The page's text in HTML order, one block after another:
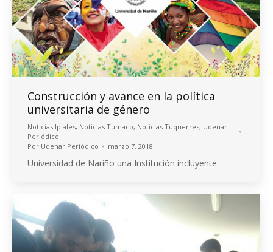
Construcción y avance en la política
universitaria de género
Noticias Ipiales, Noticias Tumaco, Noticias Tuquerres, Udenar
Periódico
Por Udenar Periódico marzo 7, 2018
Universidad de Nariño una Institución incluyente